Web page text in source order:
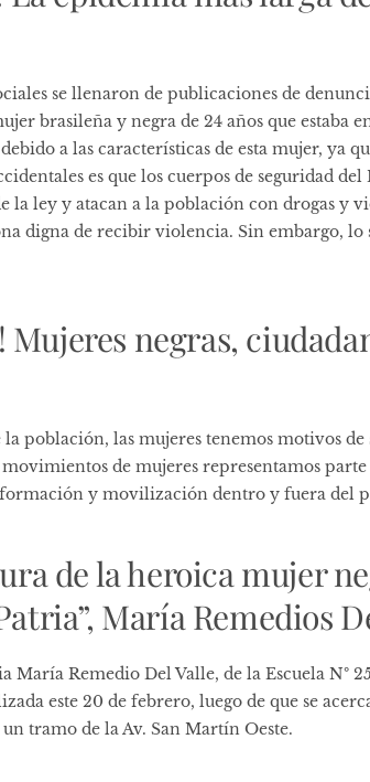
se llenaron de publicaciones de
brasileña y negra de 24 años que estaba
a las características de esta mujer, ya
es que los cuerpos de seguridad del
la ley y atacan a la población con drogas y
digna de recibir violencia. Sin embargo, lo
Mujeres negras,
población, las mujeres tenemos motivos
de mujeres representamos
formación y movilización dentro y fuera del
de la heroica mujer
María Remedios
María Remedio Del Valle, de la Escuela Nº
este 20 de febrero, luego de que se
tramo de la Av. San Martín Oeste.